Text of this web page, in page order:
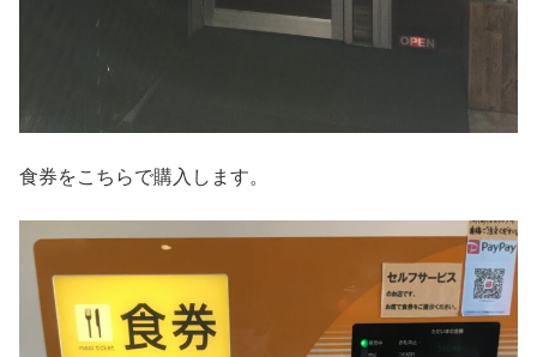
食券をこちらで購入します。